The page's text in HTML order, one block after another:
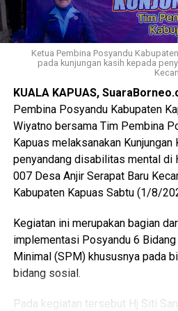
(BPIP) Nomor 50 Tahun 2024
Pengangkatan Pertama Kali
Paskibraka Indonesia Tingkat
Kabupaten/Kota.
“Kegiatan ini juga mengacu pada
Tahun 2022 sebagaimana telah
BPIP Nomor 5 Tahun 2023 yang
calon Paskibraka terpilih wajib
pendidikan dan pelatihan
pengibaran dan penurunan
peringatan Hari Ulang Tahun
Views: 20
Bagikan ke
WhatsApp 0
Ketua Pembina Posyandu
pada kunjungan kasih kepada
KUALA KAPUAS,
Pembina Posyandu Kabupaten
Wiyatno bersama Tim Pembina
Kapuas melaksanakan
penyandang disabilitas mental di
007 Desa Anjir Serapat Baru
Kabupaten Kapuas Sabtu (1/8/
Kegiatan ini merupakan bagian
implementasi Posyandu 6 Bidang
Minimal (SPM) khususnya pada
bidang sosial.
Pada kegiatan tersebut Hj Siti